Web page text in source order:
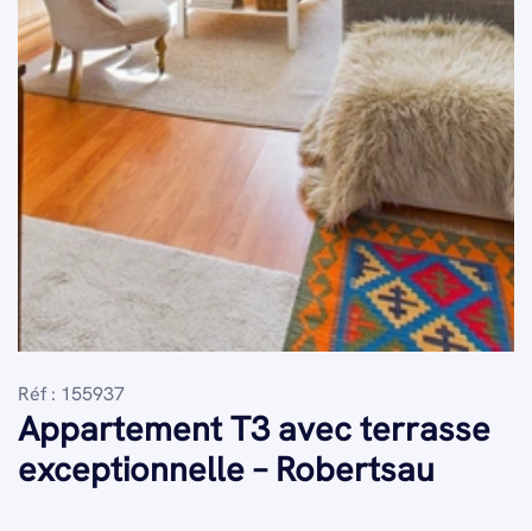
Réf : 155937
Appartement T3 avec terrasse
exceptionnelle – Robertsau